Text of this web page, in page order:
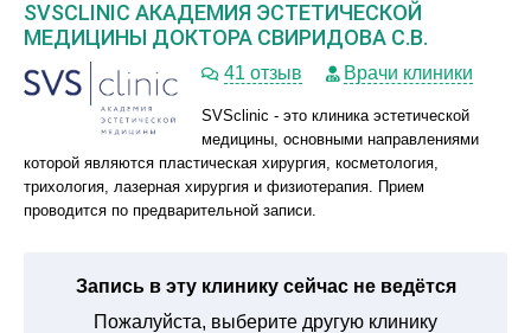
SVSCLINIC АКАДЕМИЯ ЭСТЕТИЧЕСКОЙ
МЕДИЦИНЫ ДОКТОРА СВИРИДОВА С.В.
41 отзыв Врачи клиники
SVSclinic - это клиника эстетической
медицины, основными направлениями
которой являются пластическая хирургия, косметология,
трихология, лазерная хирургия и физиотерапия. Прием
проводится по предварительной записи.
Запись в эту клинику сейчас не ведётся
Пожалуйста, выберите другую клинику